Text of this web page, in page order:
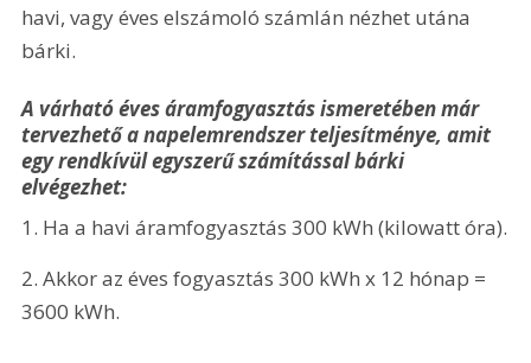
havi, vagy éves elszámoló számlán nézhet utána
bárki.
A várható éves áramfogyasztás ismeretében már
tervezhető a napelemrendszer teljesítménye, amit
egy rendkívül egyszerű számítással bárki
elvégezhet:
1. Ha a havi áramfogyasztás 300 kWh (kilowatt óra).
2. Akkor az éves fogyasztás 300 kWh x 12 hónap =
3600 kWh.